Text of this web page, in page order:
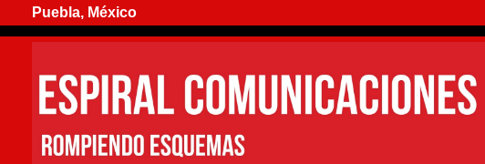
Puebla, México